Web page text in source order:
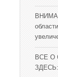
ВСЕ О
ЗДЕСЬ: